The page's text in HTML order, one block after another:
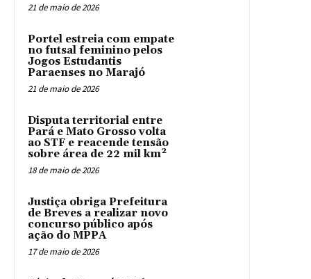
21 de maio de 2026
Portel estreia com empate
no futsal feminino pelos
Jogos Estudantis
Paraenses no Marajó
21 de maio de 2026
Disputa territorial entre
Pará e Mato Grosso volta
ao STF e reacende tensão
sobre área de 22 mil km²
18 de maio de 2026
Justiça obriga Prefeitura
de Breves a realizar novo
concurso público após
ação do MPPA
17 de maio de 2026